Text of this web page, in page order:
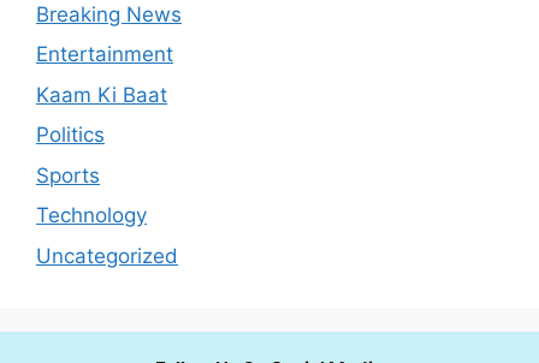
Breaking News
Entertainment
Kaam Ki Baat
Politics
Sports
Technology
Uncategorized